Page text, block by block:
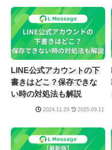
LINE公式アカウントの下
書きはどこ？保存できな
い時の対処法も解説
2024.11.29 2025.09.11